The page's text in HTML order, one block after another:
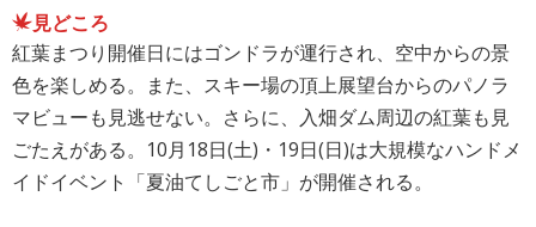
見どころ
紅葉まつり開催日にはゴンドラが運行され、空中からの景
色を楽しめる。また、スキー場の頂上展望台からのパノラ
マビューも見逃せない。さらに、入畑ダム周辺の紅葉も見
ごたえがある。10月18日(土)・19日(日)は大規模なハンドメ
イドイベント「夏油てしごと市」が開催される。